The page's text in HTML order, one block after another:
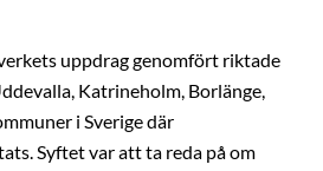
uppdrag genomfört riktade
Katrineholm, Borlänge,
i Sverige där
Syftet var att ta reda på om